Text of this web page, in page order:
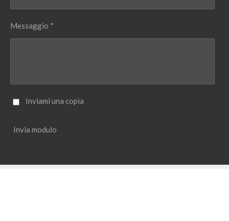
Messaggio *
Inviami una copia
Invia modulo